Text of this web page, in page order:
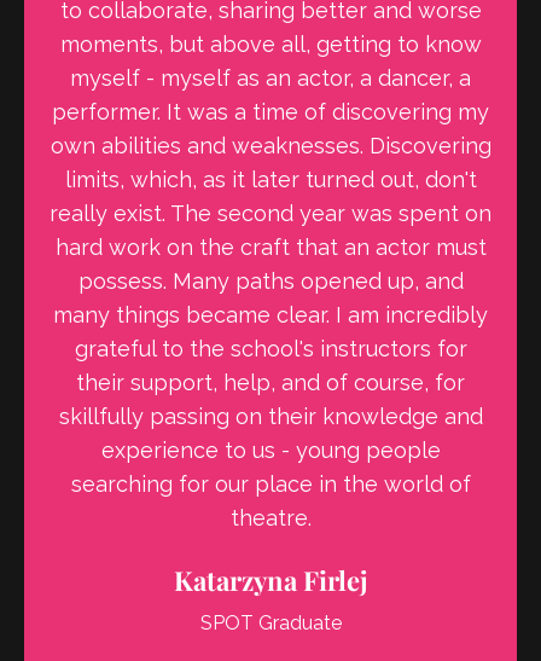
develop their passions and pursue their
dreams. The aspiration to be on stage
becomes real thanks to a professional
staff, a family-like atmosphere, and a
curriculum comparable to state schools.
Are you stressed about entrance exams?
Choose SPOT and begin your adventure
with theatre calmly. There will be time for
stress and craziness later. I recommend it.
Kamil Mąka
SPOT Graduate